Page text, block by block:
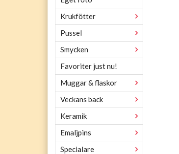
Krukfötter
Pussel
Smycken
Favoriter just nu!
Muggar & flaskor
Veckans back
Keramik
Emaljpins
Specialare